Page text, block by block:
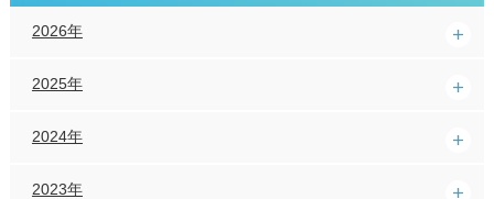
2026年
2025年
2024年
2023年